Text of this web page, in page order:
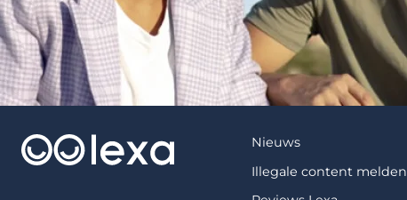
Nieuws
Illegale content melden